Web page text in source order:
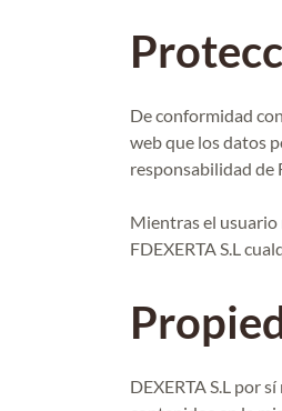
De conformidad
web que los datos
responsabilidad de
Mientras el usuario
FDEXERTA S.L
DEXERTA S.L por